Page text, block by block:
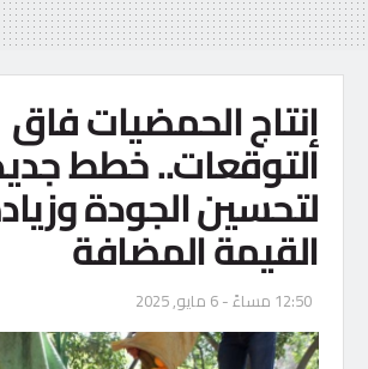
إنتاج الحمضيات فاق
التوقعات.. خطط
لتحسين الجودة
القيمة المضافة
12:50 مساءً - 6 مايو, 2025